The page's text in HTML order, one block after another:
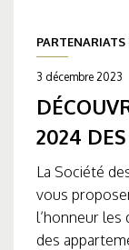
PARTENARIATS
3 décembre 2023
2024
La Société
vous
l’honneur
des